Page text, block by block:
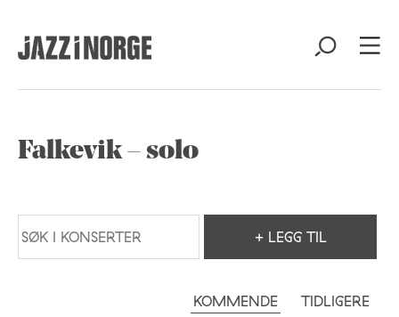
Falkevik – solo
+ LEGG TIL
KOMMENDE TIDLIGERE